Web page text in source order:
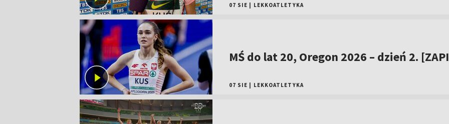
07 SIE LEKKOATLETYKA
MŚ do lat 20, Oregon 2026 – dzień 2.
07 SIE LEKKOATLETYKA